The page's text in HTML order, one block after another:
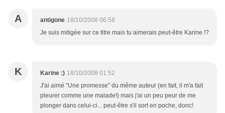
A antigone 18/10/2008 06:58
Je suis mitigée sur ce titre mais tu aimerais peut-être Karine !?
K Karine :) 18/10/2008 01:52
J'ai aimé "Une promesse" du même auteur (en fait, il m'a fait
pleurer comme une malade!) mais j'ai un peu peur de me
plonger dans celui-ci... peut-être s'il sort en poche, donc!